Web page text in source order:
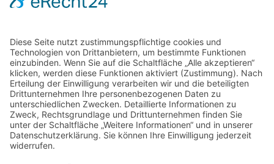
Gern können Sie unsere Arbeit
mit einer Spende unterstützen.